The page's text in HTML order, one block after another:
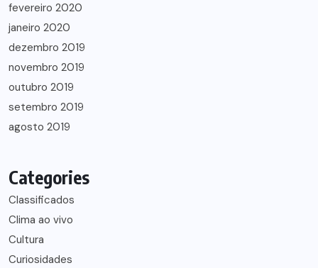
fevereiro 2020
janeiro 2020
dezembro 2019
novembro 2019
outubro 2019
setembro 2019
agosto 2019
Categories
Classificados
Clima ao vivo
Cultura
Curiosidades